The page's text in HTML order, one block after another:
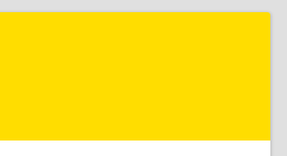
край, Белореченский р-